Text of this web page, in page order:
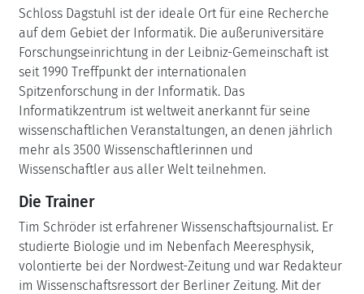
Schloss Dagstuhl ist der ideale Ort für eine Recherche
auf dem Gebiet der Informatik. Die außeruniversitäre
Forschungseinrichtung in der Leibniz-Gemeinschaft ist
seit 1990 Treffpunkt der internationalen
Spitzenforschung in der Informatik. Das
Informatikzentrum ist weltweit anerkannt für seine
wissenschaftlichen Veranstaltungen, an denen jährlich
mehr als 3500 Wissenschaftlerinnen und
Wissenschaftler aus aller Welt teilnehmen.
Die Trainer
Tim Schröder ist erfahrener Wissenschaftsjournalist. Er
studierte Biologie und im Nebenfach Meeresphysik,
volontierte bei der Nordwest-Zeitung und war Redakteur
im Wissenschaftsressort der Berliner Zeitung. Mit der